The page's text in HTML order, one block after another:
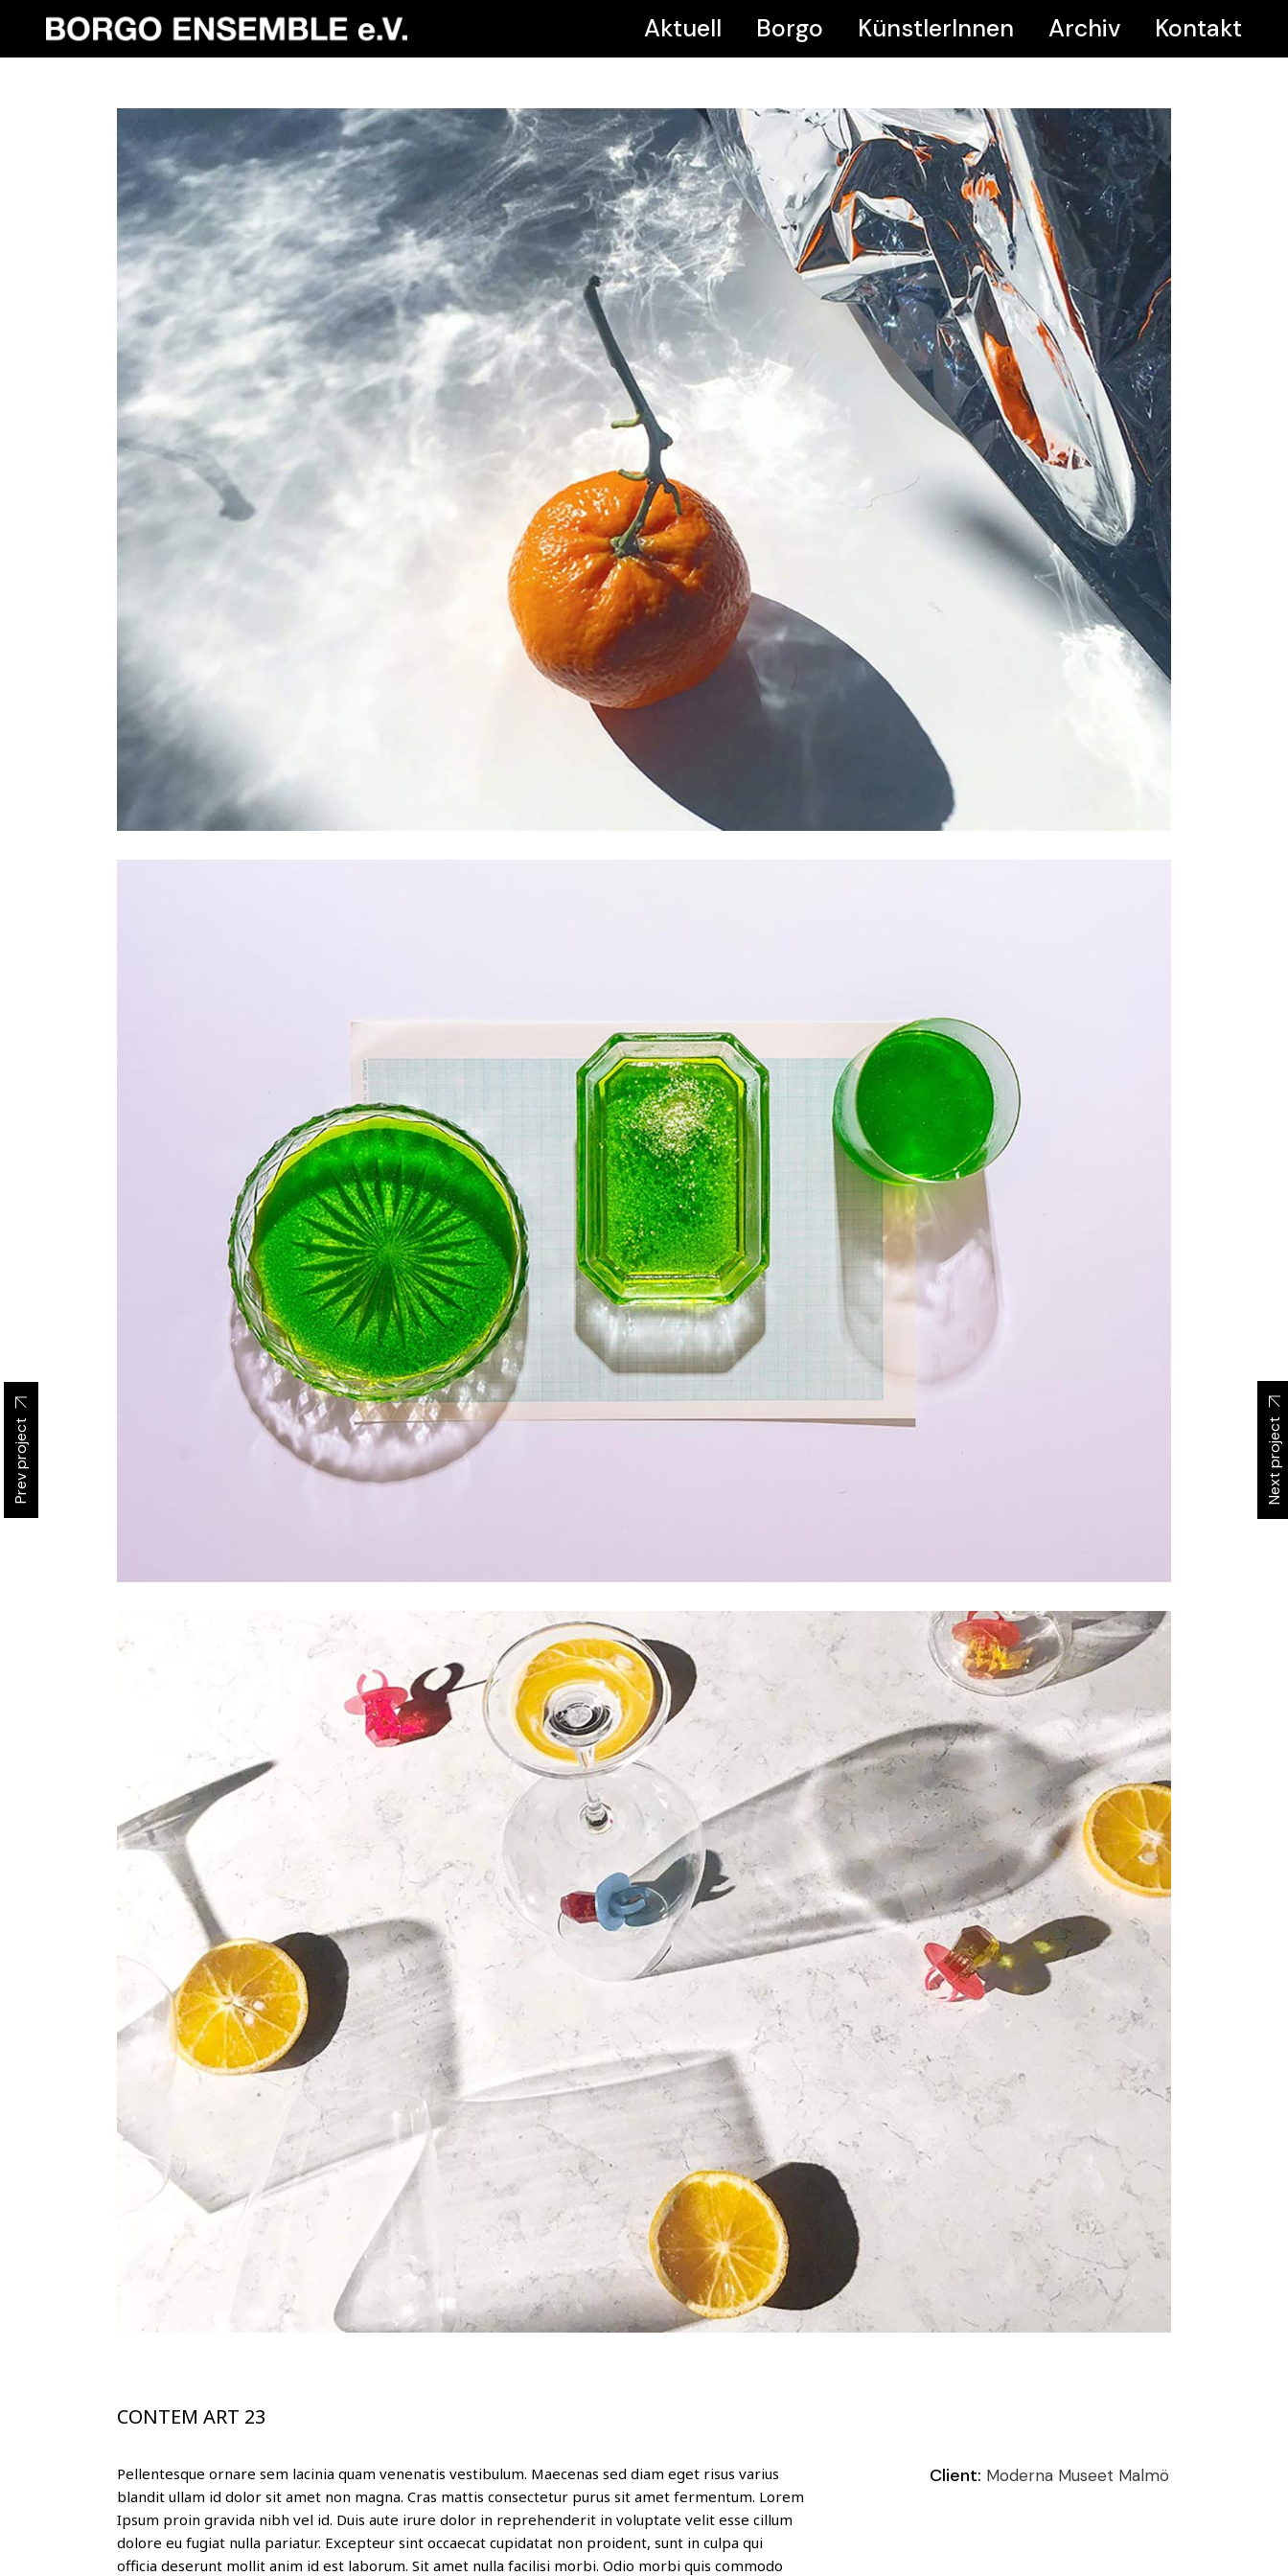
Aktuell Borgo KünstlerInnen Archiv Kontakt
CONTEM ART 23
Pellentesque ornare sem lacinia quam venenatis vestibulum. Maecenas sed diam eget risus varius
blandit ullam id dolor sit amet non magna. Cras mattis consectetur purus sit amet fermentum. Lorem
Ipsum proin gravida nibh vel id. Duis aute irure dolor in reprehenderit in voluptate velit esse cillum
dolore eu fugiat nulla pariatur. Excepteur sint occaecat cupidatat non proident, sunt in culpa qui
officia deserunt mollit anim id est laborum. Sit amet nulla facilisi morbi. Odio morbi quis commodo
Client: Moderna Museet Malmö
Prev project Next project